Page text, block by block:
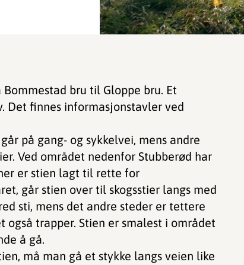
bru til Gloppe bru. Et
Det finnes informasjonstavler ved
på gang- og sykkelvei, mens andre
Ved området nedenfor Stubberød har
er stien lagt til rette for
går stien over til skogsstier langs med
sti, mens det andre steder er tettere
også trapper. Stien er smalest i området
å gå.
må man gå et stykke langs veien like